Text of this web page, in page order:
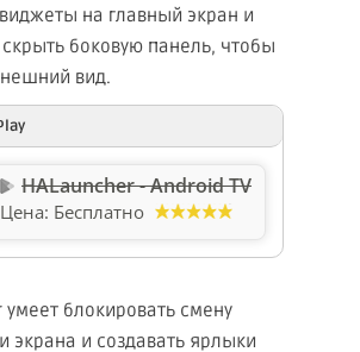
на главный экран и
боковую панель, чтобы
вид.
HALauncher - Android TV
Цена: Бесплатно
умеет блокировать смену
экрана и создавать ярлыки